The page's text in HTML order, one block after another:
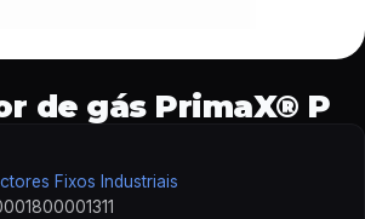
de gás PrimaX® P
Fixos Industriais